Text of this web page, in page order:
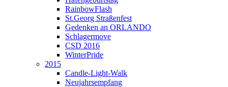
RainbowFlash
St.Georg Straßenfest
Gedenken an ORLANDO
Schlagermove
CSD 2016
WinterPride
2015
Candle-Light-Walk
Neujahrsempfang